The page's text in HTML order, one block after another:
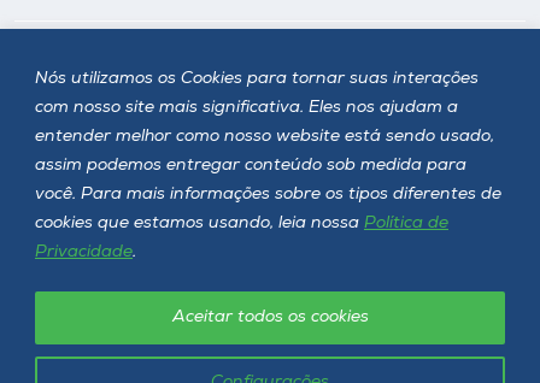
Nós utilizamos os Cookies para tornar suas interações
com nosso site mais significativa. Eles nos ajudam a
entender melhor como nosso website está sendo usado,
assim podemos entregar conteúdo sob medida para
você. Para mais informações sobre os tipos diferentes de
cookies que estamos usando, leia nossa Política de
Privacidade.
Aceitar todos os cookies
Siga a Unoesc
Política de privacidade LGPD